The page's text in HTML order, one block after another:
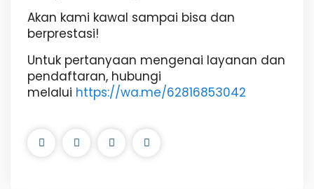
Akan kami kawal sampai bisa dan
berprestasi!
Untuk pertanyaan mengenai layanan dan
pendaftaran, hubungi
melalui https://wa.me/62816853042